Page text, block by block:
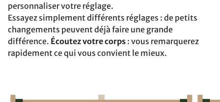
personnaliser votre réglage.
Essayez simplement différents réglages : de petits
changements peuvent déjà faire une grande
différence. Écoutez votre corps : vous remarquerez
rapidement ce qui vous convient le mieux.